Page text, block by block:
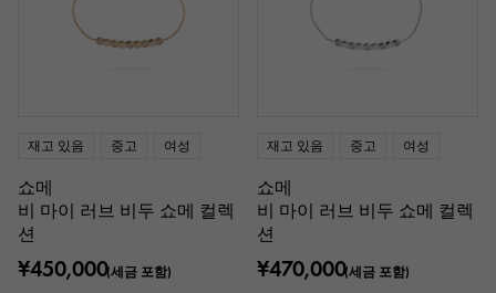
재고 있음 중고 여성
쇼메
비 마이 러브 비두 쇼메 컬렉
션
¥450,000(세금 포함)
재고 있음 중고 여성
쇼메
비 마이 러브 비두 쇼메 컬렉
션
¥470,000(세금 포함)